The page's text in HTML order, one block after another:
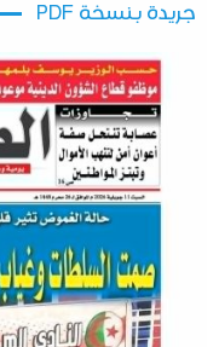
جريدة بنسخة PDF